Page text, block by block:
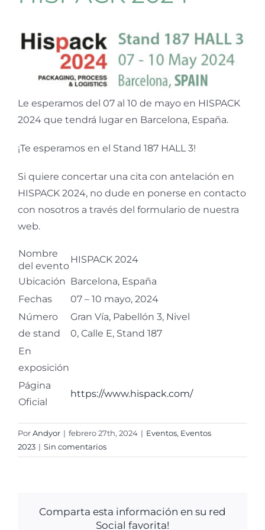
Le esperamos del 07 al 10 de mayo en HISPACK
2024 que tendrá lugar en Barcelona, España.
¡Te esperamos en el Stand 187 HALL 3!
Si quiere concertar una cita con antelación en
HISPACK 2024, no dude en ponerse en contacto
con nosotros a través del formulario de nuestra
web.
Nombre
del evento
HISPACK 2024
Ubicación Barcelona, España
Fechas
07 – 10 mayo, 2024
Número
de stand
Gran Vía, Pabellón 3, Nivel
0, Calle E, Stand 187
En
exposición
Página
Oficial
https://www.hispack.com/
PorAndyor | febrero 27th, 2024 | Eventos, Eventos
2023 | Sin comentarios
Comparta esta información en su red
Social favorita!